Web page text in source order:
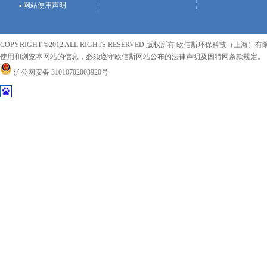
▪ 网站使用声明
COPYRIGHT ©2012 ALL RIGHTS RESERVED.版权所有 欧信斯环保科技（上海）有
使用和浏览本网站的信息，必须遵守欧信斯网站公布的法律声明及因特网条款规定。
沪公网安备 31010702003920号